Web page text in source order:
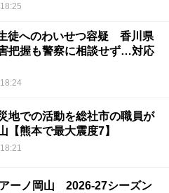
徒へのわいせつ容疑 香川県
把握も警察に相談せず…対応
地での活動を総社市の職員が
熊本で最大震度7】
ーノ岡山 2026-27シーズン